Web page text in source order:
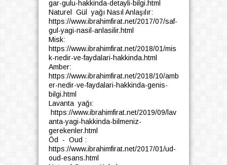
gar-gulu-hakkinda-detayli-bilgi.html
Naturel Gül yağı Nasıl Anlaşılır:
https://www.ibrahimfirat.net/2017/07/saf-
gul-yagi-nasil-anlasilir.html
Misk:
https://www.ibrahimfirat.net/2018/01/mis
k-nedir-ve-faydalari-hakkinda.html
Amber:
https://www.ibrahimfirat.net/2018/10/amb
er-nedir-ve-faydalari-hakkinda-genis-
bilgi.html
Lavanta yağı:
https://www.ibrahimfirat.net/2019/09/lav
anta-yagi-hakkinda-bilmeniz-
gerekenler.html
Öd - Oud :
https://www.ibrahimfirat.net/2017/01/ud-
oud-esans.html